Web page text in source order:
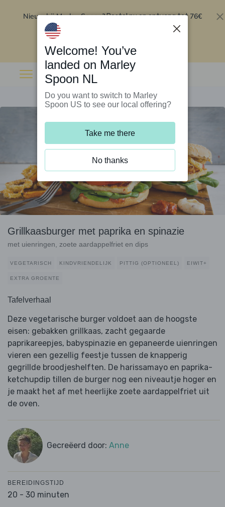
Nieuw bij Marley Spoon?Bestel nu en ontvang tot 76€
Grillkaasburger met paprika en spinazie
met uienringen, zoete aardappelfriet en dips
VEGETARISCH KINDVRIENDELIJK PITTIG (OPTIONEEL) EIWIT+
EXTRA GROENTE
Tafelverhaal
Deze vegetarische burger voldoet aan de hoogste
eisen: gebakken grillkaas, zacht gegaarde
paprikareepjes, babyspinazie en gepaneerde uienringen
vieren een gezellig feestje tussen de knapperig
gegrillde broodjeshelften. De harissamayo en paprika-
ketchupdip tillen de burger nog een niveautje hoger en
je maakt het af met heerlijke zoete aardappelfriet uit
de oven.
Gecreëerd door: Anne
BEREIDINGSTIJD
20 - 30 minuten
Welcome! You’ve
landed on Marley
Spoon NL
Do you want to switch to Marley
Spoon US to see our local offering?
Take me there
No thanks